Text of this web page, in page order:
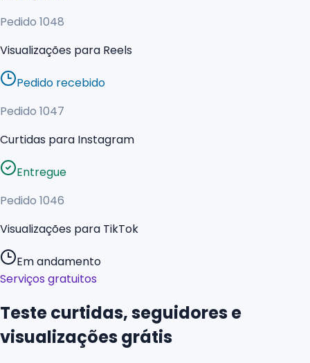
Pedido 1048
Visualizações para Reels
Pedido recebido
Pedido 1047
Curtidas para Instagram
Entregue
Pedido 1046
Visualizações para TikTok
Em andamento
Serviços gratuitos
Teste curtidas, seguidores e
visualizações grátis